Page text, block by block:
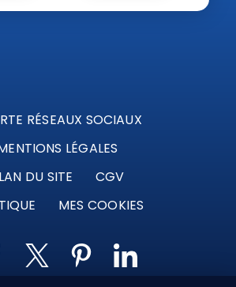
RÉSEAUX SOCIAUX
LÉGALES
DU SITE
CGV
MES COOKIES